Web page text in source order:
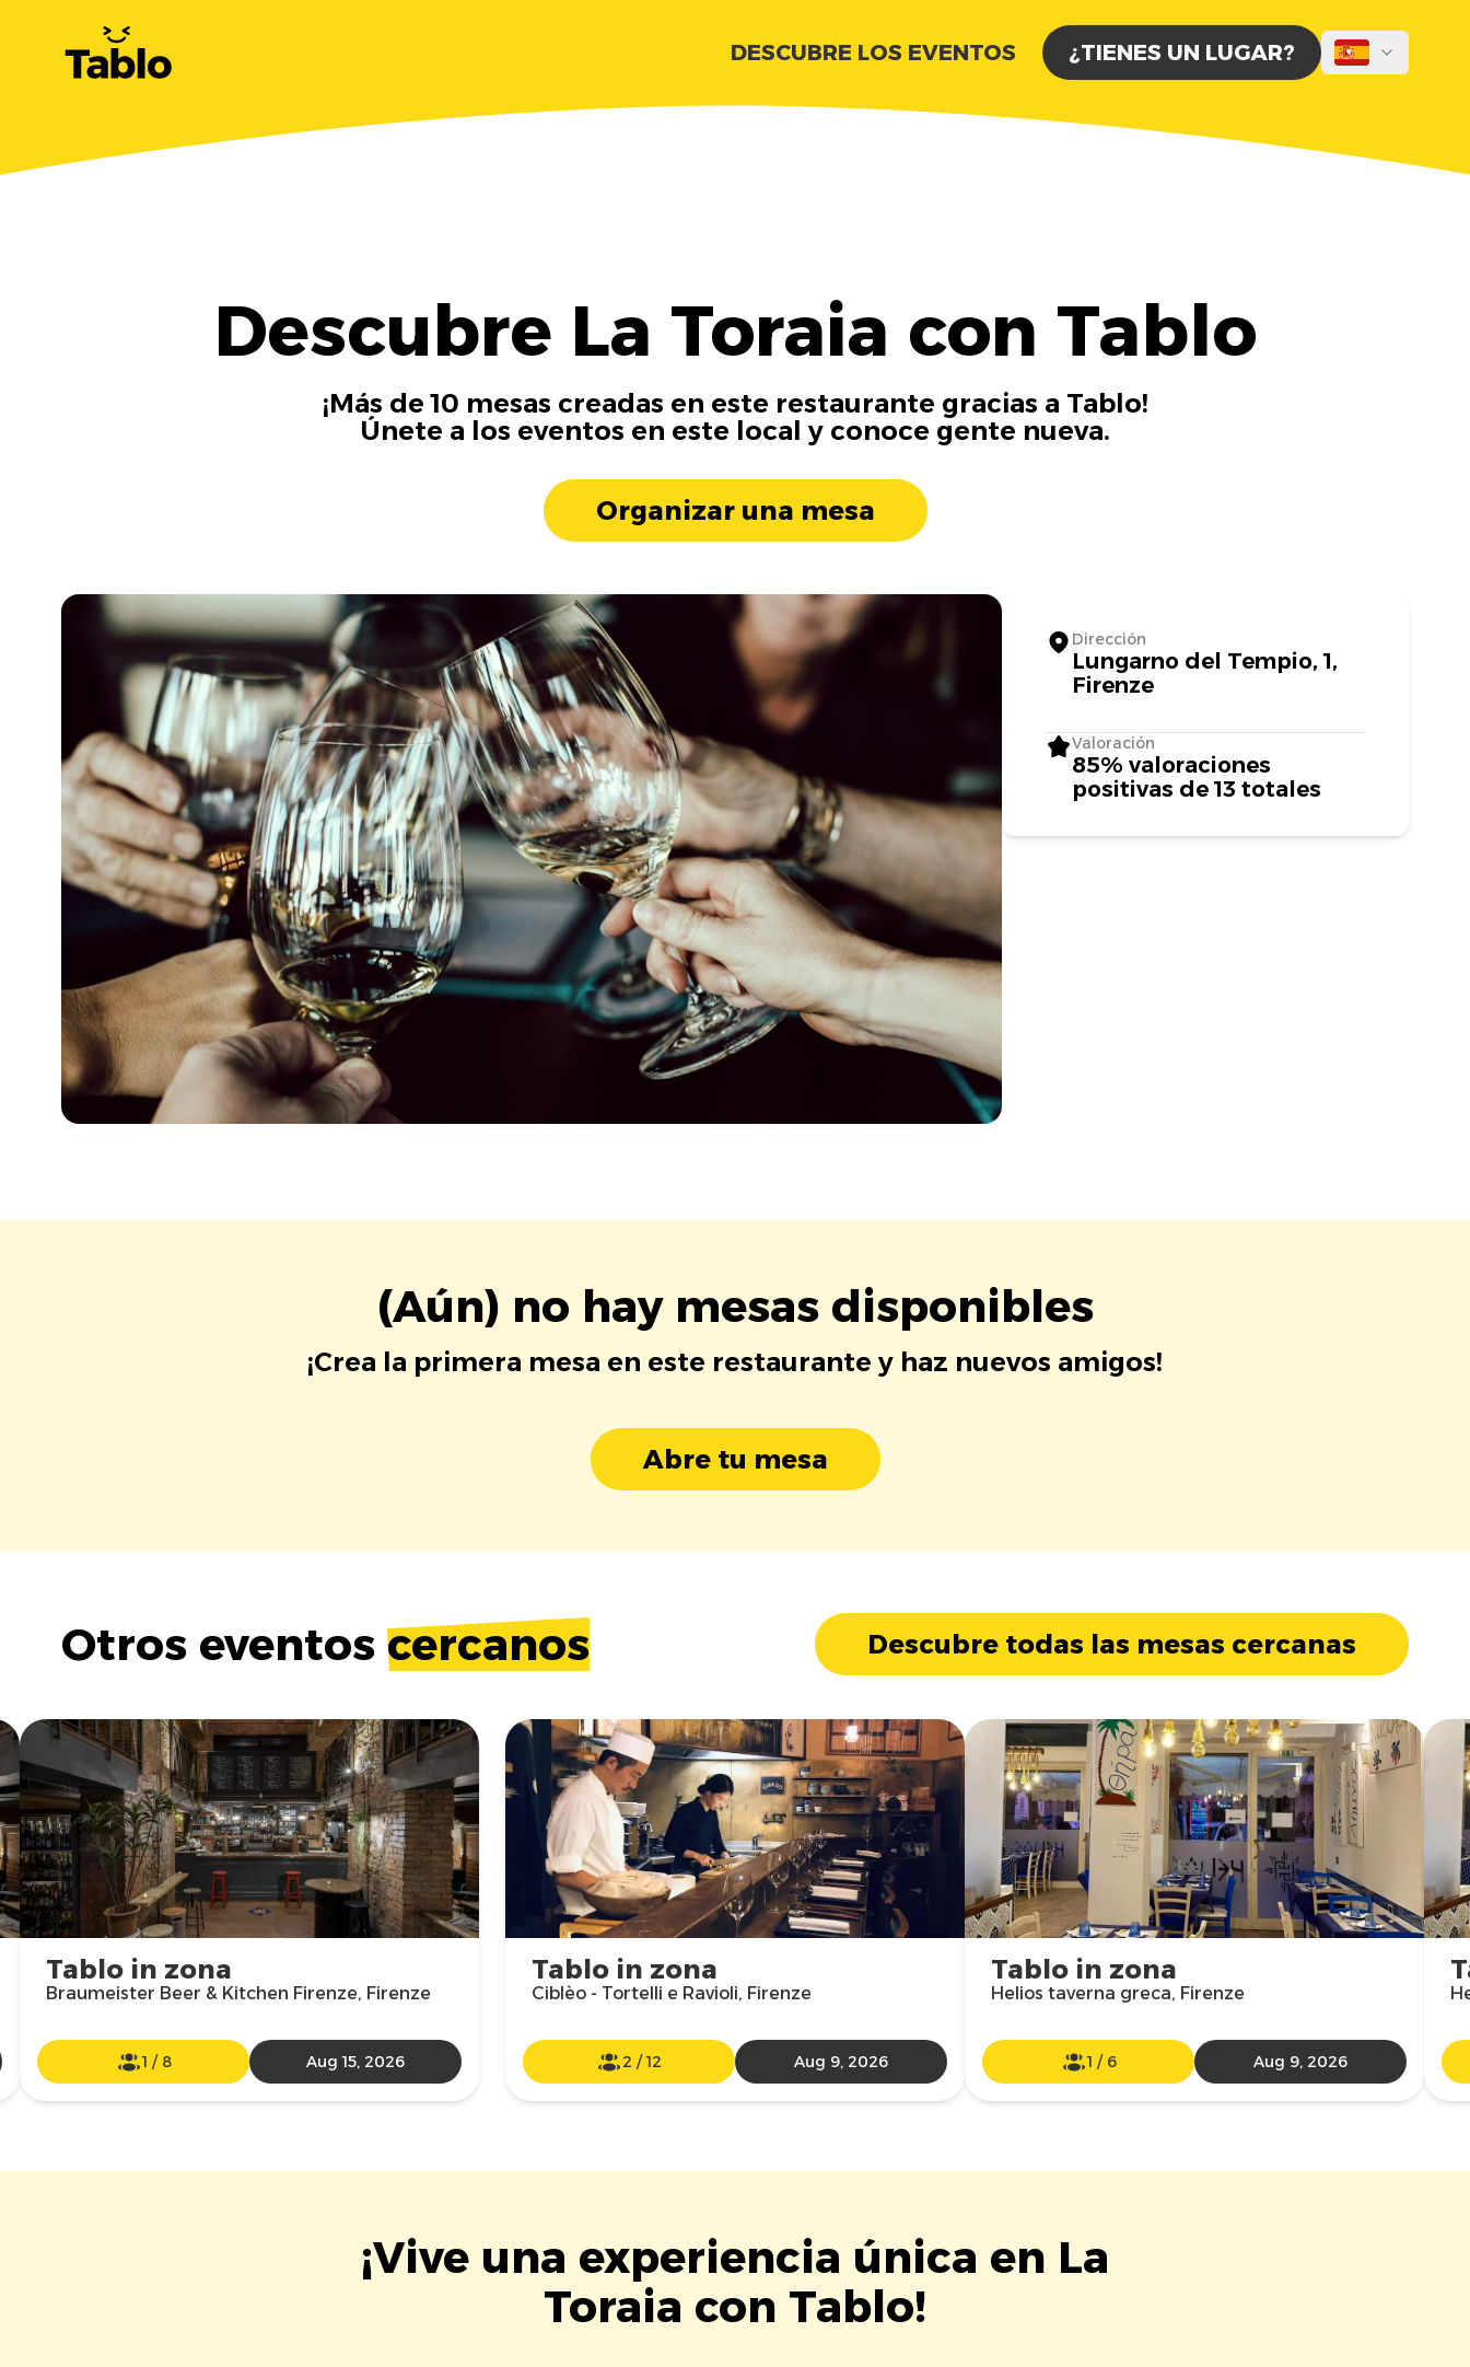
DESCUBRE LOS EVENTOS ¿TIENES UN LUGAR?
Descubre La Toraia con Tablo
¡Más de 10 mesas creadas en este restaurante gracias a Tablo!
Únete a los eventos en este local y conoce gente nueva.
Organizar una mesa
Dirección
Lungarno del Tempio, 1,
Firenze
Valoración
85% valoraciones
positivas de 13 totales
(Aún) no hay mesas disponibles
¡Crea la primera mesa en este restaurante y haz nuevos amigos!
Abre tu mesa
Otros eventos cercanos Descubre todas las mesas cercanas
Tablo in zona
Ciblèo - Tortelli e Ravioli, Firenze
2 /12 Aug 9, 2026
Tablo in zona
Helios taverna greca, Firenze
1 / 6 Aug 9, 2026
Tablo in zona
Braumeister Beer & Kitchen Firenze, Firenze
1 / 8 Aug 15, 2026
¡Vive una experiencia única en La
Toraia con Tablo!